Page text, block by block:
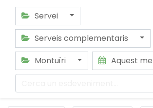
Servei
Serveis complementaris
Montuïri
Aquest